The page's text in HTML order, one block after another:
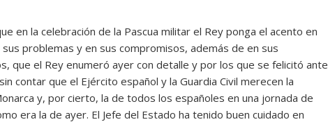
en la celebración de la Pascua militar el Rey ponga el acento en
problemas y en sus compromisos, además de en sus
que el Rey enumeró ayer con detalle y por los que se felicitó ante
contar que el Ejército español y la Guardia Civil merecen la
y, por cierto, la de todos los españoles en una jornada de
era la de ayer. El Jefe del Estado ha tenido buen cuidado en